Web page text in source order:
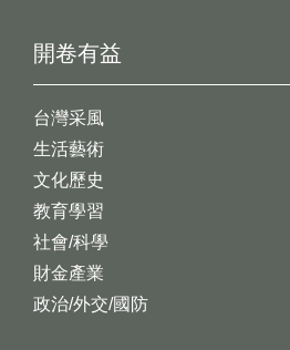
開卷有益
台灣采風
生活藝術
文化歷史
教育學習
社會/科學
財金產業
政治/外交/國防